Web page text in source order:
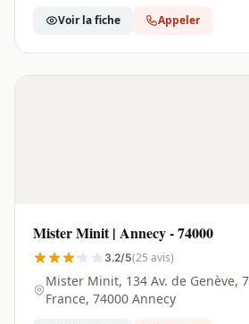
Voir la fiche Appeler
Mister Minit | Annecy - 74000
3.2/5(25 avis)
Mister Minit, 134 Av. de Genève,
France, 74000 Annecy